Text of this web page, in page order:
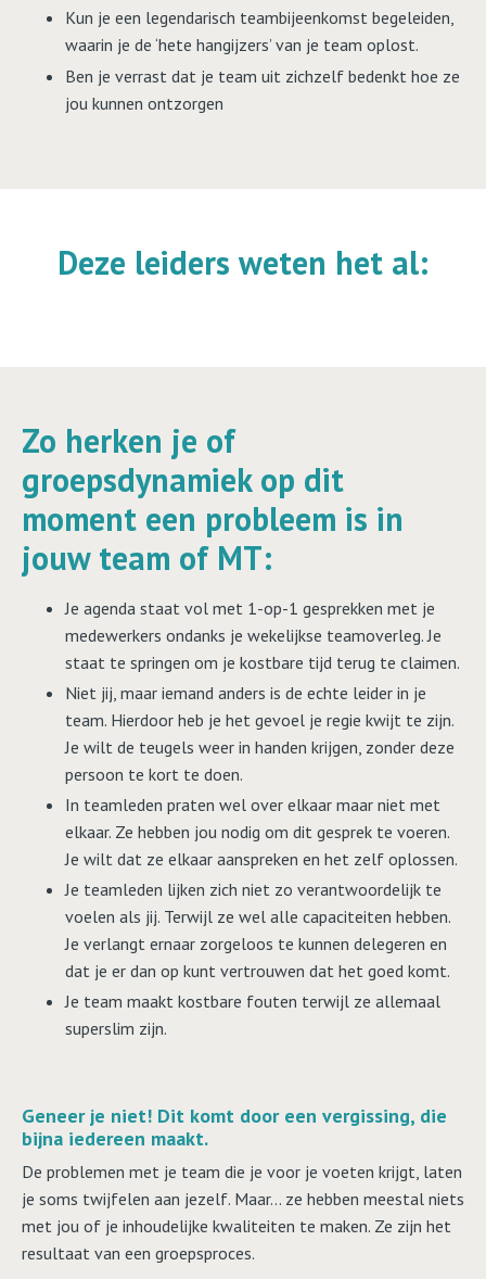
Kun je een legendarisch teambijeenkomst begeleiden,
waarin je de ‘hete hangijzers’ van je team oplost.
Ben je verrast dat je team uit zichzelf bedenkt hoe ze
jou kunnen ontzorgen
Deze leiders weten het al:
Zo herken je of
groepsdynamiek op dit
moment een probleem is in
jouw team of MT:
Je agenda staat vol met 1-op-1 gesprekken met je
medewerkers ondanks je wekelijkse teamoverleg. Je
staat te springen om je kostbare tijd terug te claimen.
Niet jij, maar iemand anders is de echte leider in je
team. Hierdoor heb je het gevoel je regie kwijt te zijn.
Je wilt de teugels weer in handen krijgen, zonder deze
persoon te kort te doen.
In teamleden praten wel over elkaar maar niet met
elkaar. Ze hebben jou nodig om dit gesprek te voeren.
Je wilt dat ze elkaar aanspreken en het zelf oplossen.
Je teamleden lijken zich niet zo verantwoordelijk te
voelen als jij. Terwijl ze wel alle capaciteiten hebben.
Je verlangt ernaar zorgeloos te kunnen delegeren en
dat je er dan op kunt vertrouwen dat het goed komt.
Je team maakt kostbare fouten terwijl ze allemaal
superslim zijn.
Geneer je niet! Dit komt door een vergissing, die
bijna iedereen maakt.
De problemen met je team die je voor je voeten krijgt, laten
je soms twijfelen aan jezelf. Maar… ze hebben meestal niets
met jou of je inhoudelijke kwaliteiten te maken. Ze zijn het
resultaat van een groepsproces.